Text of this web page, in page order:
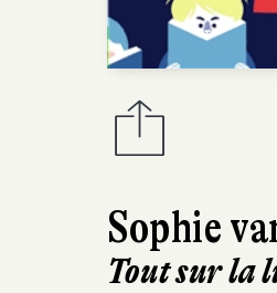
Sophie
Tout sur la